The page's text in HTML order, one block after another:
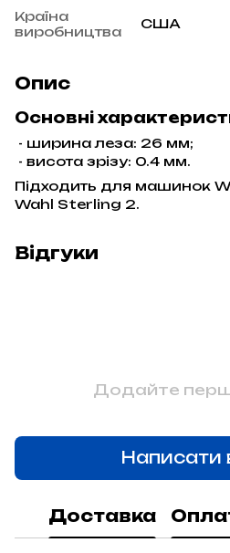
Країна
виробництва
США
Опис
Основні
- ширина леза: 26 мм;
- висота зрізу: 0.4 мм.
Підходить для машинок
Wahl Sterling 2.
Відгуки
Додайте
Написати
Доставка